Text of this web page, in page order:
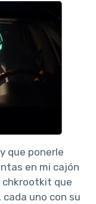
que ponerle
en mi cajón
chkrootkit que
uno con su